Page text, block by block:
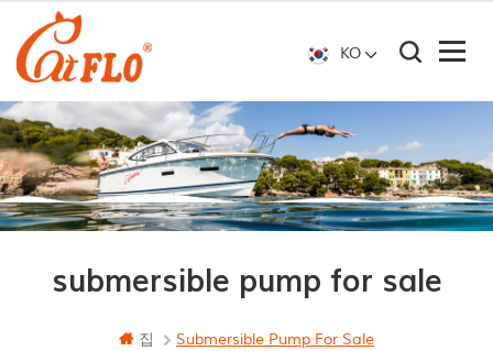
KO
submersible pump for sale
집 Submersible Pump For Sale